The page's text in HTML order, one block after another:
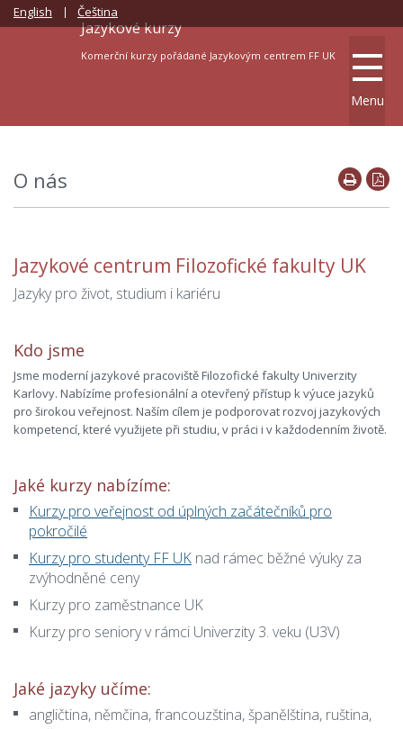
Jazykové kurzy
Komerční kurzy pořádané Jazykovým centrem FF UK
O nás
Jazykové centrum Filozofické fakulty UK
Jazyky pro život, studium i kariéru
Kdo jsme
Jsme moderní jazykové pracoviště Filozofické fakulty Univerzity
Karlovy. Nabízíme profesionální a otevřený přístup k výuce jazyků
pro širokou veřejnost. Naším cílem je podporovat rozvoj jazykových
kompetencí, které využijete při studiu, v práci i v každodenním životě.
Jaké kurzy nabízíme:
Kurzy pro veřejnost od úplných začátečníků pro
pokročilé
Kurzy pro studenty FF UK nad rámec běžné výuky za
zvýhodněné ceny
Kurzy pro zaměstnance UK
Kurzy pro seniory v rámci Univerzity 3. veku (U3V)
Jaké jazyky učíme:
angličtina, němčina, francouzština, španělština, ruština,
Menu
English Čeština